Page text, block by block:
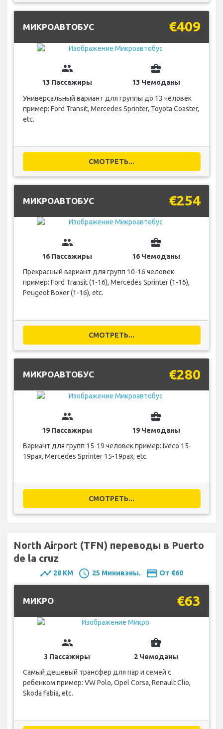
МИКРОАВТОБУС €409
group
13 Пассажиры
business_center
13 Чемоданы
Универсальный вариант для группы до 13 человек
пример: Ford Transit, Mercedes Sprinter, Toyota Coaster,
etc.
СМОТРЕТЬ...
МИКРОАВТОБУС €254
group
16 Пассажиры
business_center
16 Чемоданы
Прекрасный вариант для групп 10-16 человек
пример: Ford Transit (1-16), Mercedes Sprinter (1-16),
Peugeot Boxer (1-16), etc.
СМОТРЕТЬ...
МИКРОАВТОБУС €280
group
19 Пассажиры
business_center
19 Чемоданы
Вариант для групп 15-19 человек пример: Iveco 15-
19pax, Mercedes Sprinter 15-19pax, etc.
СМОТРЕТЬ...
North Airport (TFN) переводы в Puerto
de la cruz
timeline 28 KM schedule 25 Минивэны. payment От €60
MИКРО €63
group
3 Пассажиры
business_center
2 Чемоданы
Самый дешевый трансфер для пар и семей с
ребенком пример: VW Polo, Opel Corsa, Renault Clio,
Skoda Fabia, etc.